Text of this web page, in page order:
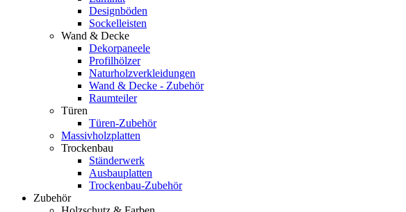
Designböden
Sockelleisten
Wand & Decke
Dekorpaneele
Profilhölzer
Naturholzverkleidungen
Wand & Decke - Zubehör
Raumteiler
Türen
Türen-Zubehör
Massivholzplatten
Trockenbau
Ständerwerk
Ausbauplatten
Trockenbau-Zubehör
Zubehör